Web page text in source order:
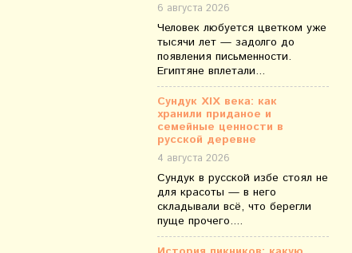
6 августа 2026
Человек любуется цветком уже
тысячи лет — задолго до
появления письменности.
Египтяне вплетали...
Сундук XIX века: как
хранили приданое и
семейные ценности в
русской деревне
4 августа 2026
Сундук в русской избе стоял не
для красоты — в него
складывали всё, что берегли
пуще прочего....